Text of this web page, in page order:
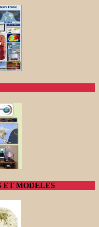
ET MODELES